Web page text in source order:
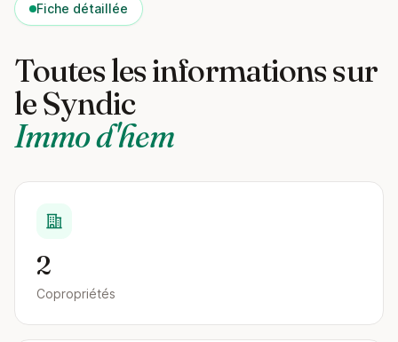
Fiche détaillée
Toutes les informations sur
le Syndic
Immo d'hem
2
Copropriétés